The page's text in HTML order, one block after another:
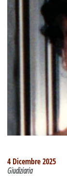
4 Dicembre 2025
Giudiziaria